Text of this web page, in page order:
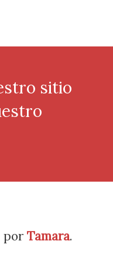
sitio
porTamara.